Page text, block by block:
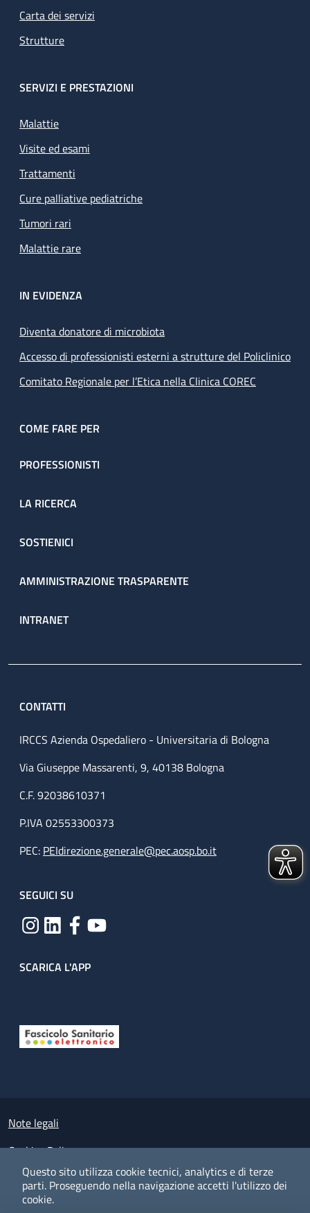
Questo sito utilizza cookie tecnici, analytics e di terze
parti. Proseguendo nella navigazione accetti l'utilizzo dei
cookie.
Carta dei servizi
Strutture
SERVIZI E PRESTAZIONI
Malattie
Visite ed esami
Trattamenti
Cure palliative pediatriche
Tumori rari
Malattie rare
IN EVIDENZA
Diventa donatore di microbiota
Accesso di professionisti esterni a strutture del Policlinico
Comitato Regionale per l’Etica nella Clinica COREC
COME FARE PER
PROFESSIONISTI
LA RICERCA
SOSTIENICI
AMMINISTRAZIONE TRASPARENTE
INTRANET
CONTATTI
IRCCS Azienda Ospedaliero - Universitaria di Bologna
Via Giuseppe Massarenti, 9, 40138 Bologna
C.F. 92038610371
P.IVA 02553300373
PEC: PEIdirezione.generale@pec.aosp.bo.it
SEGUICI SU
SCARICA L'APP
Small prints
Note legali
Cookies Policy
Policy privacy e protezione del dato personale
Albo pretorio on-line